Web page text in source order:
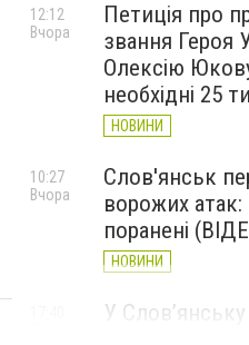
Петиція про
звання Героя
Олексію
необхідні 25
НОВИНИ
12:12
Вчора
Слов'янськ
ворожих атак:
поранені
НОВИНИ
10:27
Вчора
У